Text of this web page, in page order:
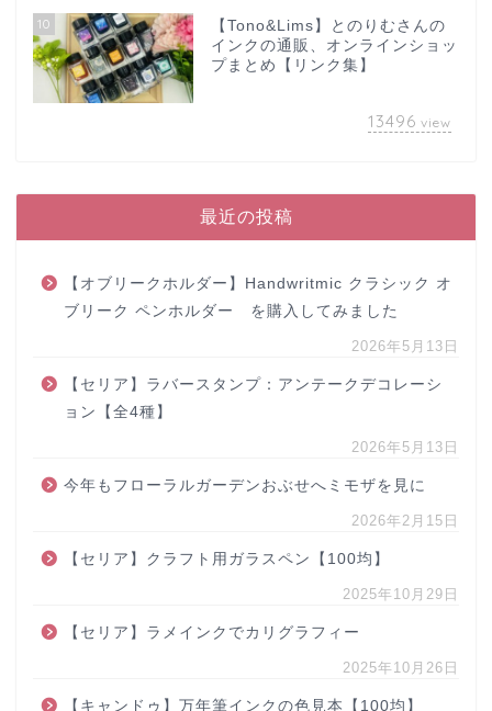
10
【Tono&Lims】とのりむさんの
インクの通販、オンラインショッ
プまとめ【リンク集】
13496 view
最近の投稿
【オブリークホルダー】Handwritmic クラシック オ
ブリーク ペンホルダー を購入してみました
2026年5月13日
【セリア】ラバースタンプ：アンテークデコレーシ
ョン【全4種】
2026年5月13日
今年もフローラルガーデンおぶせへミモザを見に
2026年2月15日
【セリア】クラフト用ガラスペン【100均】
2025年10月29日
【セリア】ラメインクでカリグラフィー
2025年10月26日
【キャンドゥ】万年筆インクの色見本【100均】